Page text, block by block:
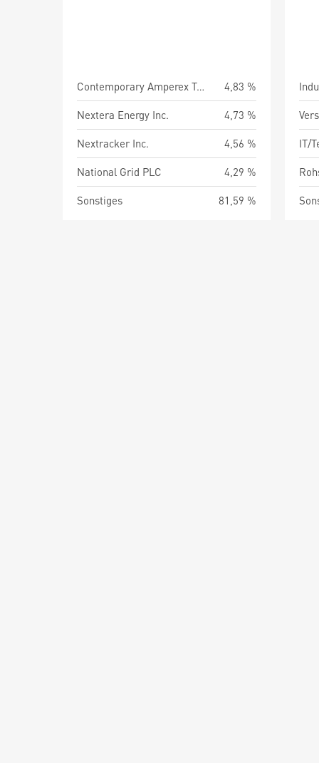
Contemporary Amperex Technolog
4,83 %
Nextera Energy Inc.
4,73 %
Nextracker Inc.
4,56 %
National Grid PLC
4,29 %
Sonstiges
81,59 %
IT/